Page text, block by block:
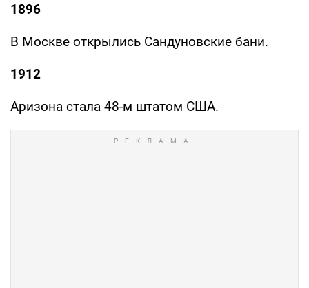
1896
В Москве открылись Сандуновские бани.
1912
Аризона стала 48-м штатом США.